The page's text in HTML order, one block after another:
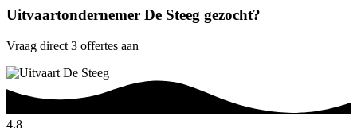
Uitvaartondernemer De Steeg gezocht?
Vraag direct 3 offertes aan
4.8